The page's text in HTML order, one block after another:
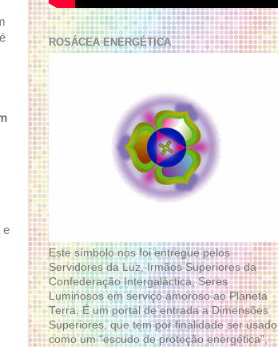
e
ROSÁCEA ENERGÉTICA
Este símbolo nos foi entregue pelos
Servidores da Luz, Irmãos Superiores da
Confederação Intergaláctica, Seres
Luminosos em serviço amoroso ao Planeta
Terra. É um portal de entrada a Dimensões
Superiores, que tem por finalidade ser usado
como um “escudo de proteção energética”,